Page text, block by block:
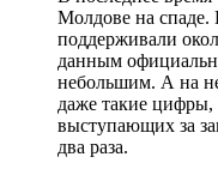
Молдове на спаде.
поддерживали
данным
небольшим. А на
даже такие цифры,
выступающих за
два раза.